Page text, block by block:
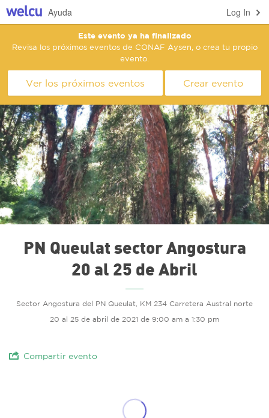
Log In
Ayuda
Este evento ya ha finalizado
Revisa los próximos eventos de CONAF Aysen, o crea tu propio
evento.
Ver los próximos eventos Crear evento
PN Queulat sector Angostura
20 al 25 de Abril
Sector Angostura del PN Queulat, KM 234 Carretera Austral norte
20 al 25 de abril de 2021 de 9:00 am a 1:30 pm
Compartir evento